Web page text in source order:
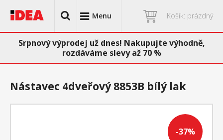
Menu Košík: prázdný
Srpnový výprodej už dnes! Nakupujte výhodně,
rozdáváme slevy až 70 %
-37%
Nástavec 4dveřový 8853B bílý lak